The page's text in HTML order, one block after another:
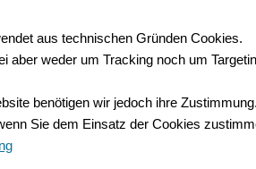
aus technischen Gründen Cookies.
aber weder um Tracking noch um
benötigen wir jedoch ihre
Sie dem Einsatz der Cookies